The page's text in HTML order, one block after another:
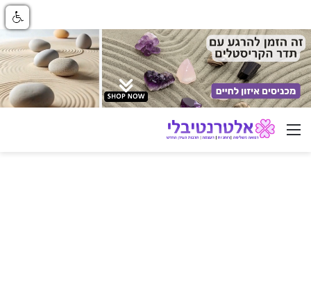
ניווט באתר